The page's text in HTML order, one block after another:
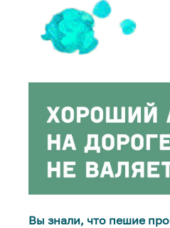
Вы знали, что пешие